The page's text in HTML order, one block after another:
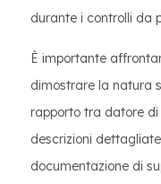
durante i controlli da
È importante
dimostrare la natura
rapporto tra datore
descrizioni
documentazione di